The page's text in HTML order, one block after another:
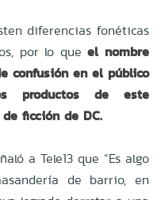
diferencias fonéticas
por lo queel nombre
confusión en el público
productos de este
ficción de DC.
a Tele13 que “Es algo
de barrio, en